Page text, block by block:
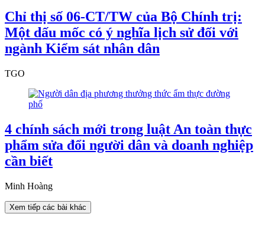
Chỉ thị số 06-CT/TW của Bộ Chính trị:
Một dấu mốc có ý nghĩa lịch sử đối với
ngành Kiểm sát nhân dân
TGO
4 chính sách mới trong luật An toàn thực
phẩm sửa đổi người dân và doanh nghiệp
cần biết
Minh Hoàng
Xem tiếp các bài khác